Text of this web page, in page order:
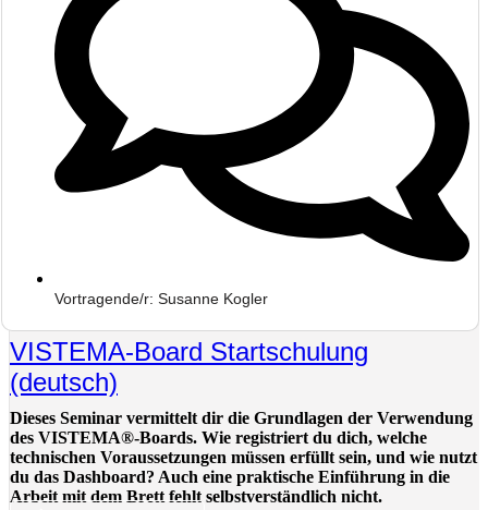
Vortragende/r: Susanne Kogler
VISTEMA-Board Startschulung
(deutsch)
Dieses Seminar vermittelt dir die Grundlagen der Verwendung
des VISTEMA®-Boards. Wie registriert du dich, welche
technischen Voraussetzungen müssen erfüllt sein, und wie nutzt
du das Dashboard? Auch eine praktische Einführung in die
Arbeit mit dem Brett fehlt selbstverständlich nicht.